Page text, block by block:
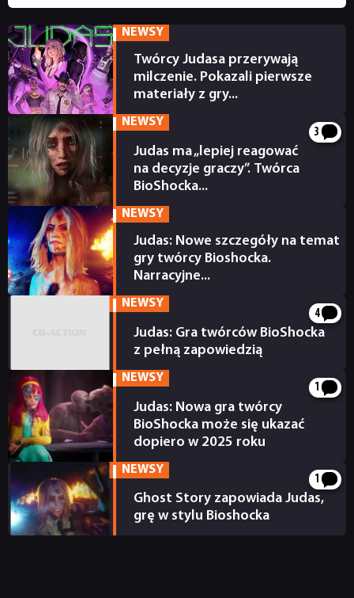
RETRO
TECHNOLOGIE
DYSKUSJE
JUŻ GRALIŚMY
SKLEP
NEWSY
Twórcy Judasa przerywają
milczenie. Pokazali pierwsze
materiały z gry...
NEWSY
3
Judas ma „lepiej reagować
na decyzje graczy”. Twórca
BioShocka...
NEWSY
Judas: Nowe szczegóły na temat
gry twórcy Bioshocka.
Narracyjne...
NEWSY
4
Judas: Gra twórców BioShocka
z pełną zapowiedzią
NEWSY
1
Judas: Nowa gra twórcy
BioShocka może się ukazać
dopiero w 2025 roku
NEWSY
1
Ghost Story zapowiada Judas,
grę w stylu Bioshocka